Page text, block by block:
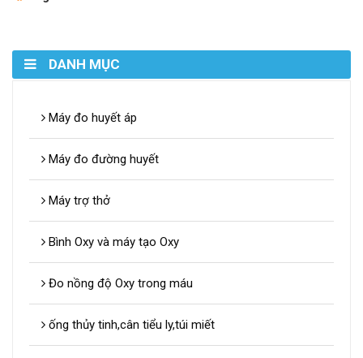
DANH MỤC
Máy đo huyết áp
Máy đo đường huyết
Máy trợ thở
Bình Oxy và máy tạo Oxy
Đo nồng độ Oxy trong máu
ống thủy tinh,cân tiểu ly,túi miết